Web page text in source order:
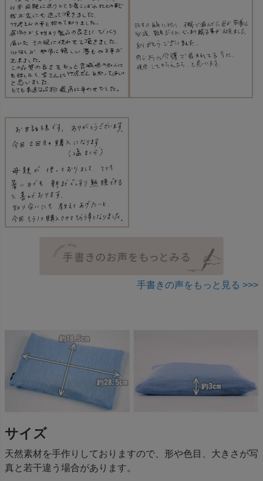
手書きの声をもっと見る >>>
サイズ
天然素材を手作りしておりますので、形や色目、大きさが写
真と若干違う場合があります。